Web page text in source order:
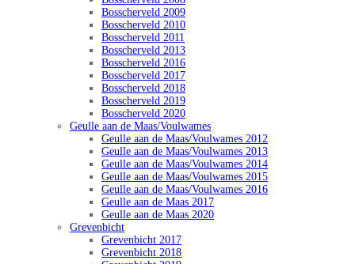
Bosscherveld 2009
Bosscherveld 2010
Bosscherveld 2011
Bosscherveld 2013
Bosscherveld 2016
Bosscherveld 2017
Bosscherveld 2018
Bosscherveld 2019
Bosscherveld 2020
Geulle aan de Maas/Voulwames
Geulle aan de Maas/Voulwames 2012
Geulle aan de Maas/Voulwames 2013
Geulle aan de Maas/Voulwames 2014
Geulle aan de Maas/Voulwames 2015
Geulle aan de Maas/Voulwames 2016
Geulle aan de Maas 2017
Geulle aan de Maas 2020
Grevenbicht
Grevenbicht 2017
Grevenbicht 2018